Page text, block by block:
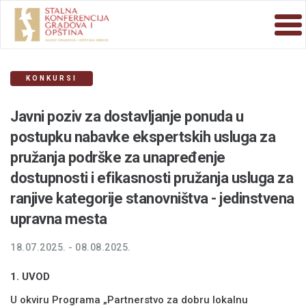
KONKURSI
Javni poziv za dostavljanje ponuda u
postupku nabavke ekspertskih usluga za
pružanja podrške za unapređenje
dostupnosti i efikasnosti pružanja usluga za
ranjive kategorije stanovništva - jedinstvena
upravna mesta
18.07.2025. - 08.08.2025.
1. UVOD
U okviru Programa „Partnerstvo za dobru lokalnu